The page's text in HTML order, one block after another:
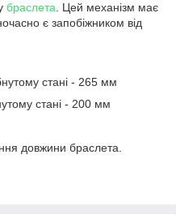
браслета. Цей механізм має
є запобіжником від
стані - 265 мм
стані - 200 мм
довжини браслета.